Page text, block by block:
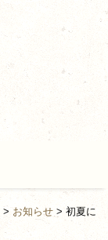
> お知らせ > 初夏に